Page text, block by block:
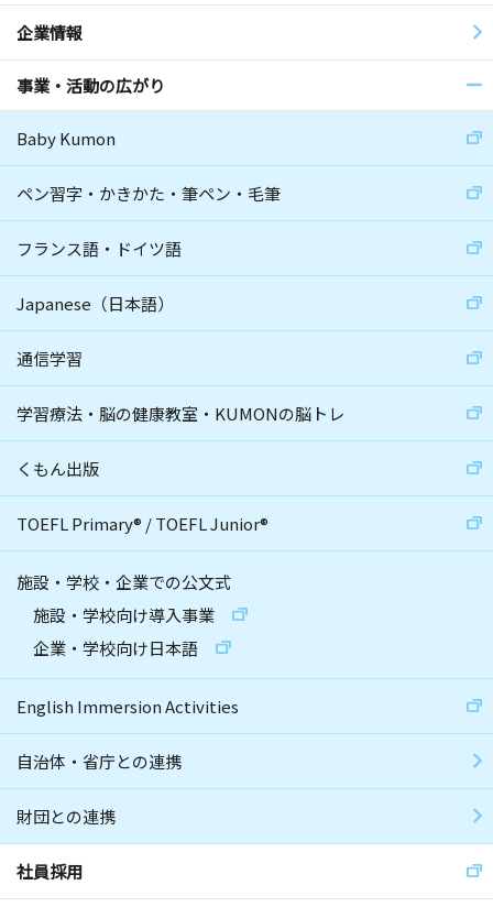
企業情報
事業・活動の広がり
Baby Kumon
ペン習字・かきかた・筆ペン・毛筆
フランス語・ドイツ語
Japanese（日本語）
通信学習
学習療法・脳の健康教室・KUMONの脳トレ
くもん出版
TOEFL Primary® /TOEFL Junior®
施設・学校・企業での公文式
施設・学校向け導入事業
企業・学校向け日本語
English Immersion Activities
自治体・省庁との連携
財団との連携
社員採用